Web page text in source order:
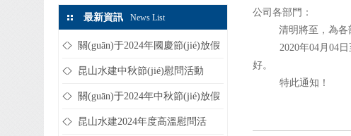
最新資訊 News List
關(guān)于2024年國慶節(jié)放假
的通知
昆山水建中秋節(jié)慰問活動
關(guān)于2024年中秋節(jié)放假
的通知
昆山水建2024年度高溫慰問活
公司各部門：
清明將至，為各
2020年04月04
好。
特此通知！